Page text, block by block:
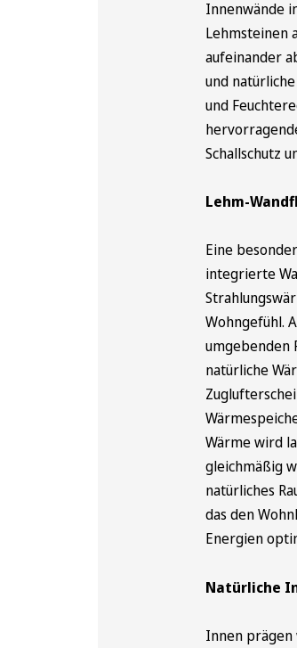
Innenwände
Lehmsteinen
aufeinander
und
und
Schallschutz
Lehm-
Eine
integrierte
Wohngefühl.
umgebenden
natürliche
Wärme wird
gleichmäßig
natürliches
das den
Energien
Natürliche
Innen